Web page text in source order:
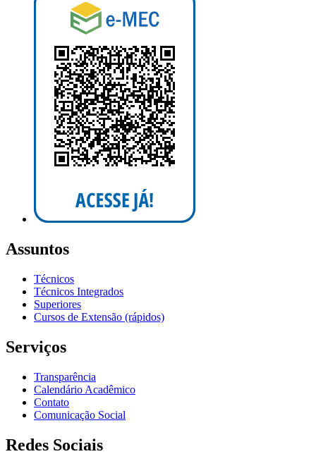
Assuntos
Técnicos
Técnicos Integrados
Superiores
Cursos de Extensão (rápidos)
Serviços
Transparência
Calendário Acadêmico
Contato
Comunicação Social
Redes Sociais